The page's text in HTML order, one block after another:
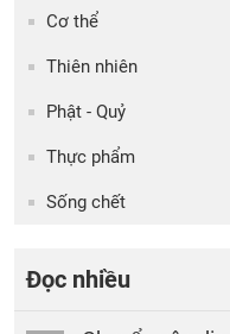
Cơ thể
Thiên nhiên
Phật - Quỷ
Thực phẩm
Sống chết
Đọc nhiều